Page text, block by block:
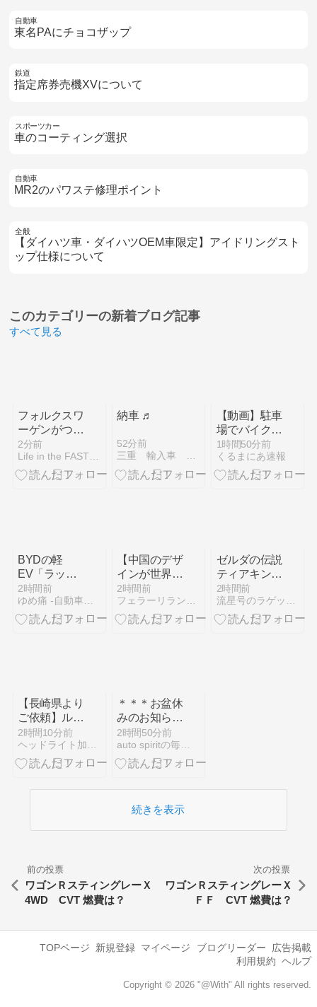
自動車
東名PAにチョコザップ
鉄道
指定席券売機XVについて
スポーツカー
車のコーティング選択
自動車
MR2のパワステ修理ポイント
全般
【ダイハツ車・ダイハツOEM車限定】アイドリングスト
ップ仕様について
このカテゴリーの新着ブログ記事
すべて見る
フォルクスワ
ーゲンがつい
に全米熱望の
「ピックアッ
プトラック」
回生の一発を
狙う
2分前
Life in the FAST LANE.
納車 ♬
52分前
三重 輸入車 修理 点検 車検 鈑金 コーディング
【動画】駐車
場でバイクに
車が接触する
事故が発生！
→加害者「ご
1時間50分前
くるまにあ速報
BYDの軽
EV「ラッ
コ」受注が
700台超 7月
販売は125台
2時間前
【中国のデザ
インが世界を
魅了する】シ
ロン以降のブ
ガッティ、全
2時間前
ゼルダの伝説
ティアキンエ
ンドロール見
れた
2時間前
【長崎県より
ご依頼】ルノ
ー メガーヌ
4GT デイラ
イトの黄ば
を修復！純正
2時間10分前
＊＊＊お盆休
みのお知らせ
＊＊＊
2時間50分前
続きを表示
前の投票
ワゴンＲスティングレーＸ
4WD CVT 燃費は？
次の投票
ワゴンＲスティングレーＸ
ＦＦ CVT 燃費は？
TOPページ 新規登録 マイページ ブログリーダー
広告掲載
利用規約 ヘルプ
Copyright © 2026 "@With" All rights reserved.